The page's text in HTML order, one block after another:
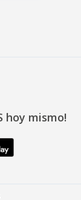
hoy mismo!